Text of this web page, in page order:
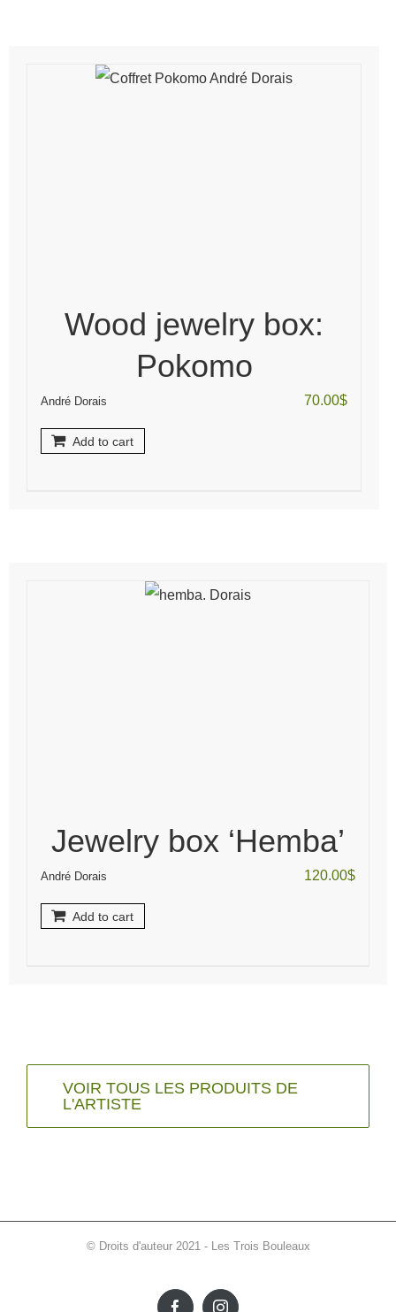
Wood jewelry box:
Pokomo
André Dorais 70.00$
Add to cart
Jewelry box ‘Hemba’
André Dorais 120.00$
Add to cart
VOIR TOUS LES PRODUITS DE
L'ARTISTE
© Droits d'auteur 2021 - Les Trois Bouleaux